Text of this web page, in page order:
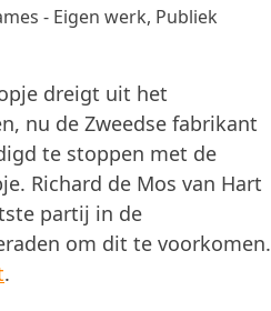
- Eigen werk, Publiek
dreigt uit het
nu de Zweedse fabrikant
te stoppen met de
Richard de Mos van Hart
partij in de
om dit te voorkomen.
.